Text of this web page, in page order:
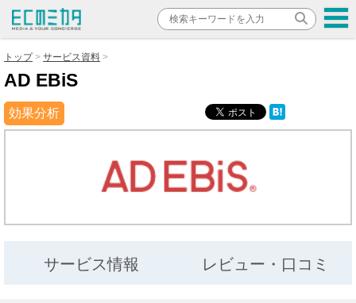
トップ サービス資料
AD EBiS
効果分析
サービス情報 レビュー・口コミ